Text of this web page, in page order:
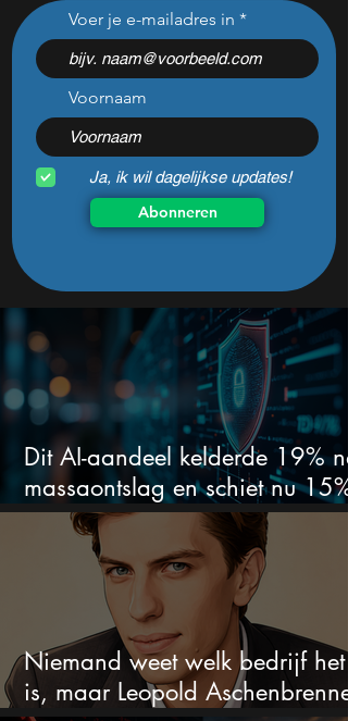
Wat hebben Box 3 &
Noorwegen met elkaar
gemeen?
Voer je e-mailadres in
Voornaam
Ja, ik wil dagelijkse updates!
Abonneren
Dit AI-aandeel kelderde 19% na
massaontslag en schiet nu 15%
omhoog
Niemand weet welk bedrijf het
is, maar Leopold Aschenbrenner